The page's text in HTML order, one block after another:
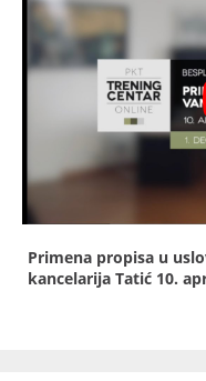
Primena propisa u
kancelarija Tatić 10.